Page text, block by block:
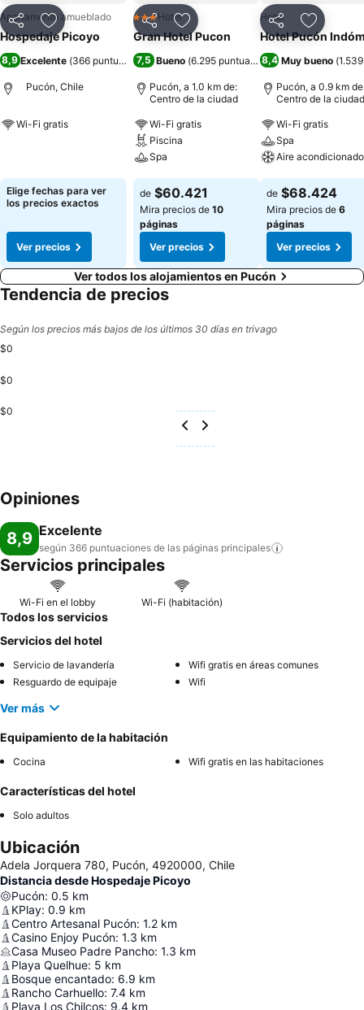
CompartirAgregar a favoritos
Apartamento amueblado
Hospedaje Picoyo
8,9Excelente (366 puntuaciones)
Pucón, Chile
Wi-Fi gratis
Elige fechas para ver
los precios exactos
Ver precios
CompartirAgregar a favoritos
3 Estrellas
Hotel
Gran Hotel Pucon
7,5 Bueno (6.295 puntuaciones )
Pucón, a 1.0 km de:
Centro de la ciudad
Wi-Fi gratis
Piscina
Spa
Ver precios
de $60.421
Mira precios de 10
páginas
Ver precios
CompartirAgregar
Hotel
Hotel Pucón
8,4 Muy bueno (
Pucón, a 0.9 km
Centro de la ciudad
Wi-Fi gratis
Spa
Aire acondicionado
Ver precios
de $68.424
Mira precios de 6
páginas
Ver precios
Ver todos los alojamientos en Pucón
Tendencia de precios
Según los precios más bajos de los últimos 30 días en trivago
$0
$0
$0
Opiniones
8,9 Excelente
según 366 puntuaciones de las páginas principales
Servicios principales
Wi-Fi en el lobby Wi-Fi (habitación)
Todos los servicios
Servicios del hotel
Servicio de lavandería
Wifi gratis en áreas comunes
Resguardo de equipaje
Wifi
Ver más
Equipamiento de la habitación
Cocina Wifi gratis en las habitaciones
Características del hotel
Solo adultos
Ubicación
Adela Jorquera 780, Pucón, 4920000, Chile
Distancia desde Hospedaje Picoyo
Pucón: 0.5 km
KPlay: 0.9 km
Centro Artesanal Pucón: 1.2 km
Casino Enjoy Pucón: 1.3 km
Casa Museo Padre Pancho: 1.3 km
Playa Quelhue: 5 km
Bosque encantado: 6.9 km
Rancho Carhuello: 7.4 km
Playa Los Chilcos: 9.4 km